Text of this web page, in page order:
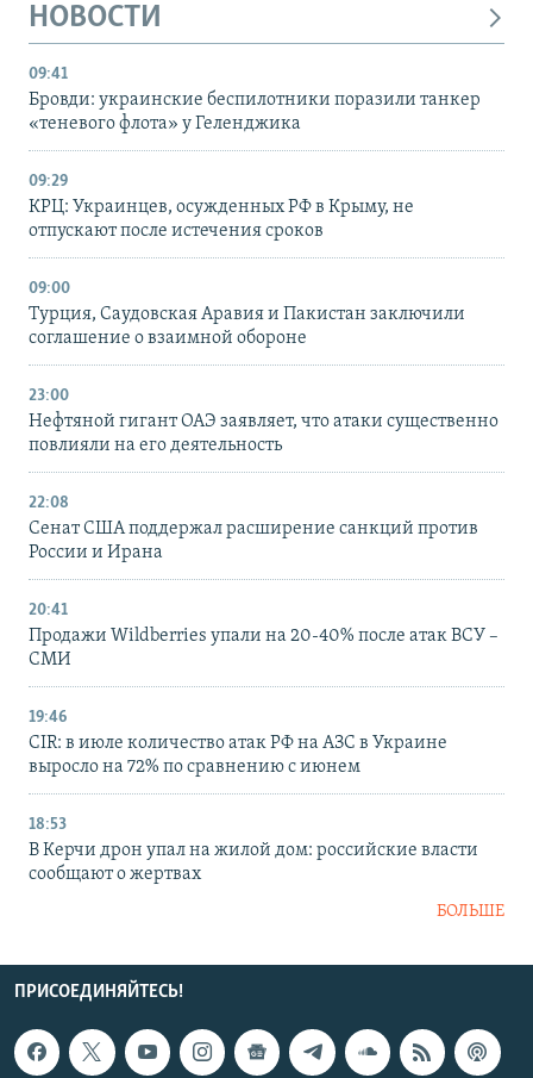
НОВОСТИ
09:41
Бровди: украинские беспилотники поразили танкер
«теневого флота» у Геленджика
09:29
КРЦ: Украинцев, осужденных РФ в Крыму, не
отпускают после истечения сроков
09:00
Турция, Саудовская Аравия и Пакистан заключили
соглашение о взаимной обороне
23:00
Нефтяной гигант ОАЭ заявляет, что атаки существенно
повлияли на его деятельность
22:08
Сенат США поддержал расширение санкций против
России и Ирана
20:41
Продажи Wildberries упали на 20-40% после атак ВСУ –
СМИ
19:46
CIR: в июле количество атак РФ на АЗС в Украине
выросло на 72% по сравнению с июнем
18:53
В Керчи дрон упал на жилой дом: российские власти
сообщают о жертвах
БОЛЬШЕ
ПРИСОЕДИНЯЙТЕСЬ!